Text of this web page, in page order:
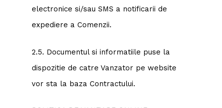
electronice si/sau SMS a notificarii de
expediere a Comenzii.
2.5. Documentul si informatiile puse la
dispozitie de catre Vanzator pe website
vor sta la baza Contractului.